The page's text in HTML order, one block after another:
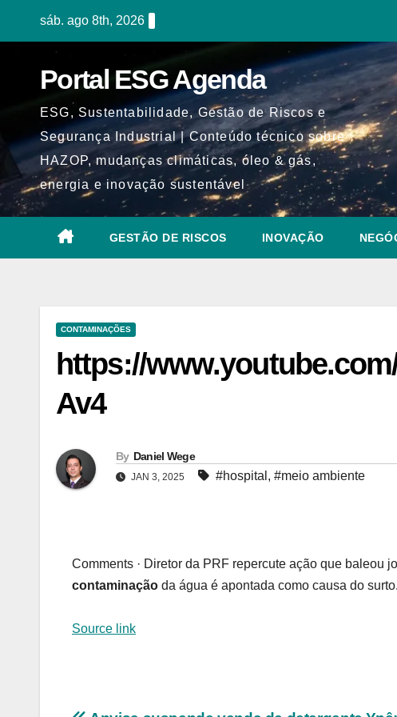
sáb. ago 8th, 2026
Portal ESG Agenda
ESG, Sustentabilidade, Gestão de Riscos e
Segurança Industrial | Conteúdo técnico sobre
HAZOP, mudanças climáticas, óleo & gás,
energia e inovação sustentável
GESTÃO DE RISCOS INOVAÇÃO
CONTAMINAÇÕES
https://
Av4
By Daniel Wege
JAN 3, 2025 #hospital , #meio ambiente
Comments · Diretor da PRF repercute ação que baleou
contaminação da água é apontada como causa do surto.
Source link